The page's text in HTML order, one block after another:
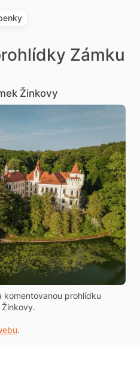
Zámku
Žinkovy
komentovanou prohlídku
.